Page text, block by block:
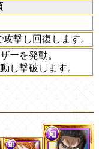
撃し回復します。
ーを発動。
し撃破します。